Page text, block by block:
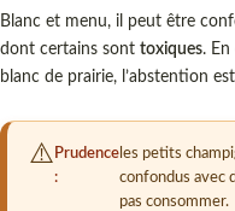
Blanc et menu, il peut être
dont certains sont toxiques.
blanc de prairie, l’abstention
Prudence
:
les petits
confondus avec
pas consommer.